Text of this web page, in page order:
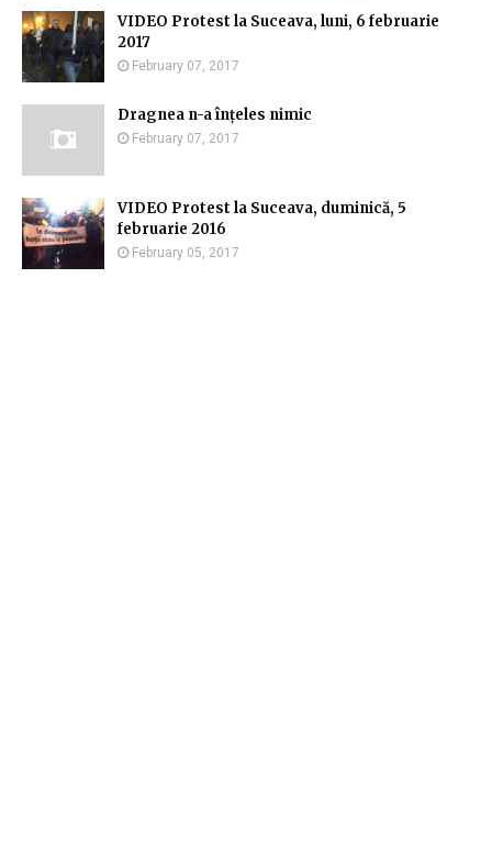
VIDEO Protest la Suceava, luni, 6 februarie
2017
February 07, 2017
Dragnea n-a înțeles nimic
February 07, 2017
VIDEO Protest la Suceava, duminică, 5
februarie 2016
February 05, 2017